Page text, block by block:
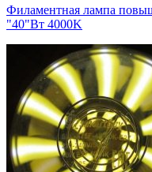
Филаментная лампа
"40"Вт 4000K